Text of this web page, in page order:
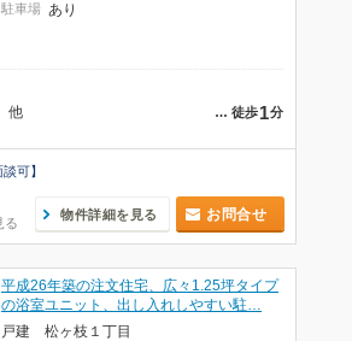
駐車場 あり
… 徒歩1分
他
可】
る
物件詳細を見る お問合せ
平成26年築の注文住宅、広々1.25坪タイプ
の浴室ユニット、出し入れしやすい駐…
戸建 松ヶ枝１丁目